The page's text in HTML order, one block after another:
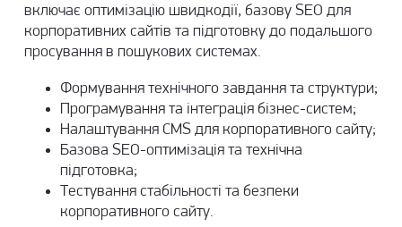
включає оптимізацію швидкодії, базову SEO для
корпоративних сайтів та підготовку до подальшого
просування в пошукових системах.
Формування технічного завдання та структури;
Програмування та інтеграція бізнес-систем;
Налаштування CMS для корпоративного сайту;
Базова SEO-оптимізація та технічна
підготовка;
Тестування стабільності та безпеки
корпоративного сайту.